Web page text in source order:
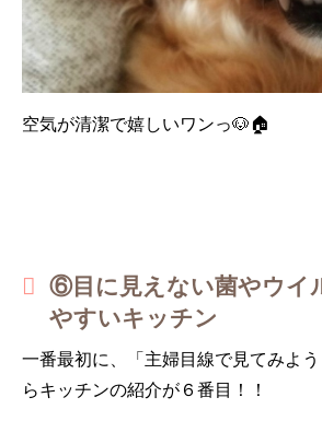
空気が清潔で嬉しいワンっ🐶🏠
⑥目に見えない菌やウイ
やすいキッチン
一番最初に、「主婦目線で見てみよ
らキッチンの紹介が６番目！！